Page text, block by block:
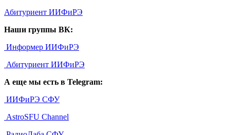
Абитуриент ИИФиРЭ
Наши группы ВК:
Информер ИИФиРЭ
Абитуриент ИИФиРЭ
А еще мы есть в Telegram:
ИИФиРЭ СФУ
AstroSFU Channel